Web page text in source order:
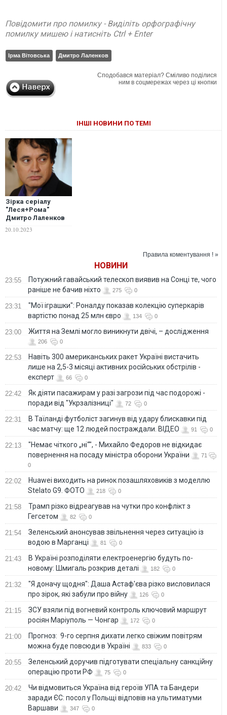
Повідомити про помилку - Виділіть орфографічну
помилку мишею і натисніть Ctrl + Enter
Ірма Вітовська Дмитро Лаленков
Сподобався матеріал? Сміливо поділися
ним в соцмережах через ці кнопки
ІНШІ НОВИНИ ПО ТЕМІ
Зірка серіалу
"Леся+Рома"
Дмитро Лаленков
несподівано
заступився за УПЦ
20.10.2023
Правила коментування ! »
НОВИНИ
23:55
Потужний гавайський телескоп виявив на Сонці те, чого
раніше не бачив ніхто
275 0
23:31
"Мої іграшки": Роналду показав колекцію суперкарів
вартістю понад 25 млн євро
134 0
23:00 Життя на Землі могло виникнути двічі, – дослідження
206 0
22:53
Навіть 300 американських ракет Україні вистачить
лише на 2,5-3 місяці активних російських обстрілів -
експерт
66 0
22:42
Як діяти пасажирам у разі загрози під час подорожі -
поради від "Укрзалізниці"
72 0
22:31
В Таїланді футболіст загинув від удару блискавки під
час матчу: ще 12 людей постраждали. ВІДЕО
91 0
22:13
"Немає чіткого „ні“", - Михайло Федоров не відкидає
повернення на посаду міністра оборони України
71
0
22:02
Huawei виходить на ринок позашляховиків з моделлю
Stelato G9. ФОТО
218 0
21:58
Трамп різко відреагував на чутки про конфлікт з
Гегсетом
82 0
21:54
Зеленський анонсував звільнення через ситуацію із
водою в Марганці
81 0
21:43
В Україні розподіляти електроенергію будуть по-
новому: Шмигаль розкрив деталі
182 0
21:32
"Я доначу щодня": Даша Астаф'єва різко висловилася
про зірок, які забули про війну
126 0
21:15
ЗСУ взяли під вогневий контроль ключовий маршрут
росіян Маріуполь — Чонгар
172 0
21:00
Прогноз: 9-го серпня дихати легко свіжим повітрям
можна буде повсюди в Україні
833 0
20:55
Зеленський доручив підготувати спеціальну санкційну
операцію проти РФ
75 0
20:42
Чи відмовиться Україна від героїв УПА та Бандери
заради ЄС: посол у Польщі відповів на ультиматуми
Варшави
347 0